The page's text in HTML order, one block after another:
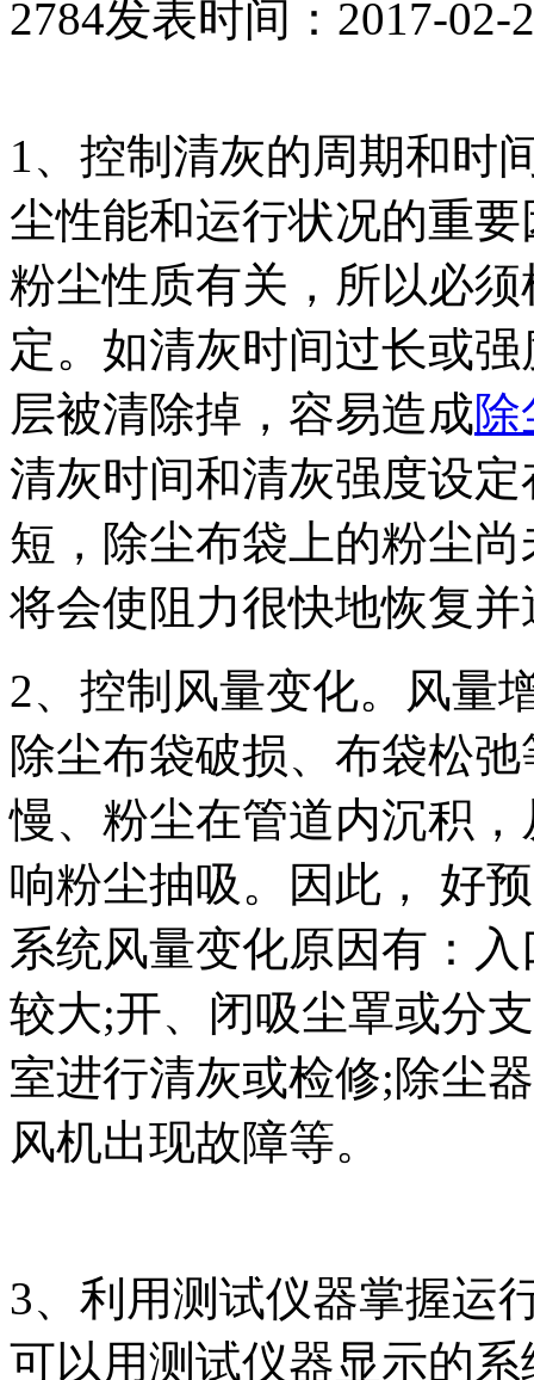
2784发表时间：2017-02-
1、控制清灰的周期和时
尘性能和运行状况的重
粉尘性质有关，所以必
定。如清灰时间过长或
层被清除掉，容易造成
清灰时间和清灰强度设
短，除尘布袋上的粉尘
将会使阻力很快地恢复
2、控制风量变化。风量
除尘布袋破损、布袋松
慢、粉尘在管道内沉积
响粉尘抽吸。因此， 好
系统风量变化原因有：
较大;开、闭吸尘罩或分
室进行清灰或检修;除尘
风机出现故障等。
3、利用测试仪器掌握运
可以用测试仪器显示的